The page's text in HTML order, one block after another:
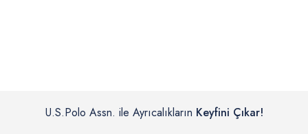
U.S.Polo Assn. ile Ayrıcalıkların Keyfini Çıkar!